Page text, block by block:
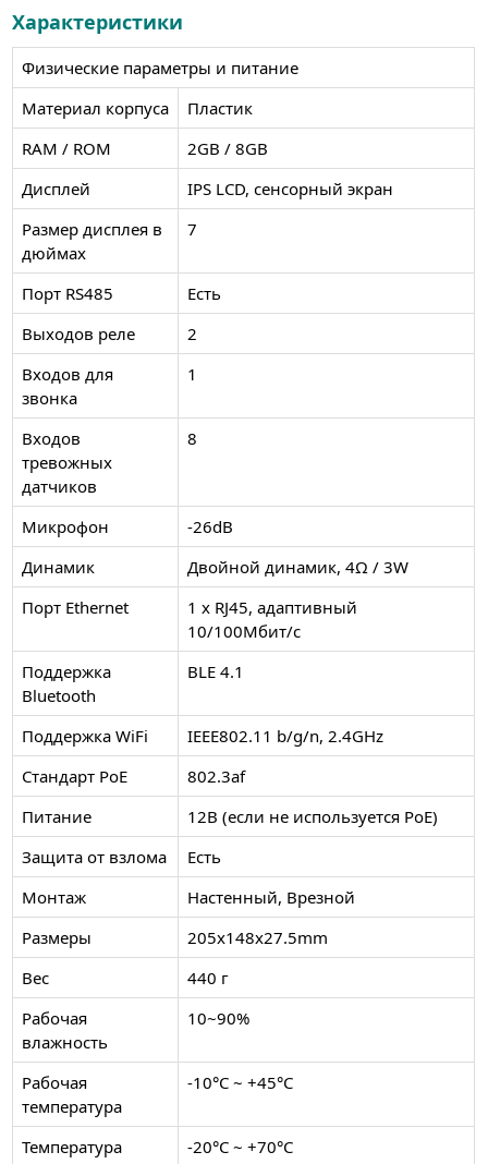
Характеристики
Физические параметры и питание
Материал корпуса
Пластик
RAM / ROM
2GB / 8GB
Дисплей
IPS LCD, сенсорный экран
Размер дисплея в
дюймах
7
Порт RS485
Есть
Выходов реле
2
Входов для
звонка
1
Входов
тревожных
датчиков
8
Микрофон
-26dB
Динамик
Двойной динамик, 4Ω / 3W
Порт Ethernet
1 x RJ45, адаптивный
10/100Мбит/с
Поддержка
Bluetooth
BLE 4.1
Поддержка WiFi
IEEE802.11 b/g/n, 2.4GHz
Стандарт PoE
802.3af
Питание
12В (если не используется PoE)
Защита от взлома
Есть
Монтаж
Настенный, Врезной
Размеры
205x148x27.5mm
Вес
440 г
Рабочая
влажность
10~90%
Рабочая
температура
-10°C ~ +45°C
Температура
-20°C ~ +70°C